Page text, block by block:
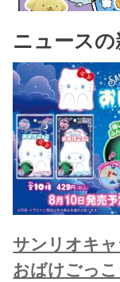
ニュース
サンリオキ
おばけごっ